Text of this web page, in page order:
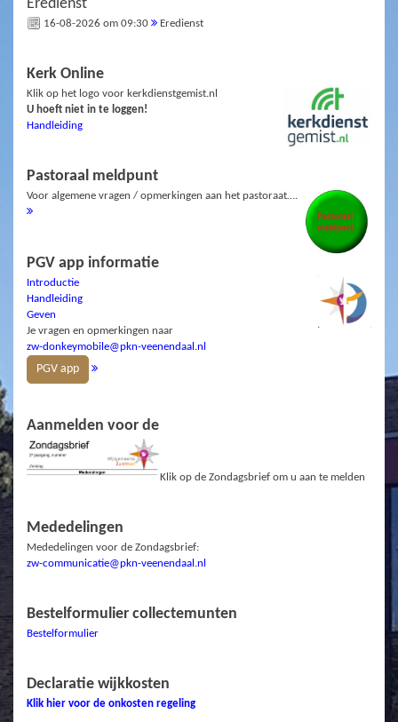
Eredienst
16-08-2026 om 09:30 Eredienst
Kerk Online
Klik op het logo voor kerkdienstgemist.nl
U hoeft niet in te loggen!
Handleiding
Pastoraal meldpunt
Voor algemene vragen / opmerkingen aan het pastoraat….
PGV app informatie
Introductie
Handleiding
Geven
Je vragen en opmerkingen naar
zw-donkeymobile@pkn-veenendaal.nl
PGV app
Aanmelden voor de
Klik op de Zondagsbrief om u aan te melden
Mededelingen
Mededelingen voor de Zondagsbrief:
zw-communicatie@pkn-veenendaal.nl
Bestelformulier collectemunten
Bestelformulier
Declaratie wijkkosten
Klik hier voor de onkosten regeling